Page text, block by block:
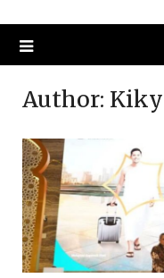
Author: Kiky